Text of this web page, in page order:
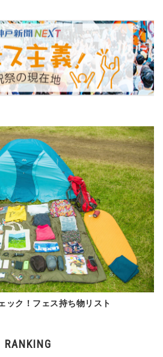
ック！フェス持ち物リスト
RANKING